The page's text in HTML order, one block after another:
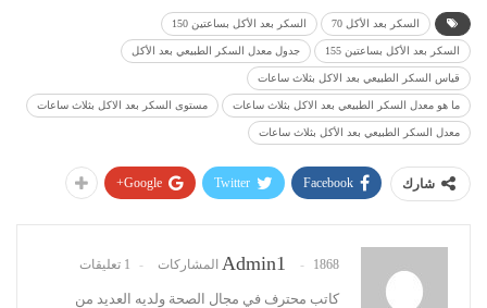
السكر بعد الأكل 70 السكر بعد الأكل بساعتين 150
السكر بعد الأكل بساعتين 155 جدول معدل السكر الطبيعي بعد الأكل
قياس السكر الطبيعي بعد الاكل بثلاث ساعات
ما هو معدل السكر الطبيعي بعد الاكل بثلاث ساعات مستوى السكر بعد الاكل بثلاث ساعات
معدل السكر الطبيعي بعد الأكل بثلاث ساعات
شارك Facebook
Twitter
Google+
Admin1 1868 المشاركات 1 تعليقات
كاتب محترف في مجال الصحة ولديه العديد من